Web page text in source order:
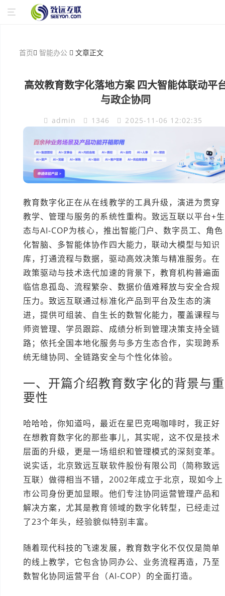
首页 智能办公 文章正文
高效教育数字化落地方案 四大智能体联动平
与政企协同
admin 1346 2025-11-06 12:02:35
教育数字化正在从在线教学的工具升级，演进为贯穿
教学、管理与服务的系统性重构。致远互联以平台+生
态与AI-COP为核心，推出智能门户、数字员工、角色
化智脑、多智能体协作四大能力，联动大模型与知识
库，打通流程与数据，驱动高效决策与精准服务。在
政策驱动与技术迭代加速的背景下，教育机构普遍面
临信息孤岛、流程繁杂、数据价值难释放与安全合规
压力。致远互联通过标准化产品到平台及生态的演
进，提供可组装、自生长的数智化能力，覆盖课程与
师资管理、学员跟踪、成绩分析到管理决策支持全链
路；依托全国本地化服务与多方生态合作，实现跨系
统无缝协同、全链路安全与个性化体验。
一、开篇介绍教育数字化的背景与重
要性
哈哈哈，你知道吗，最近在星巴克喝咖啡时，我正好
在想教育数字化的那些事儿，其实呢，这不仅是技术
层面的升级，更是一场组织和管理模式的深刻变革。
说实话，北京致远互联软件股份有限公司（简称致远
互联）做得相当不错，2002年成立于北京，现如今上
市公司身份更加显眼。他们专注协同运营管理产品和
解决方案，尤其是教育领域的数字化转型，已经走过
了23个年头，经验貌似特别丰富。
随着现代科技的飞速发展，教育数字化不仅仅是简单
的线上教学，它包含协同办公、业务流程再造，乃至
数智化协同运营平台（AI-COP）的全面打造。